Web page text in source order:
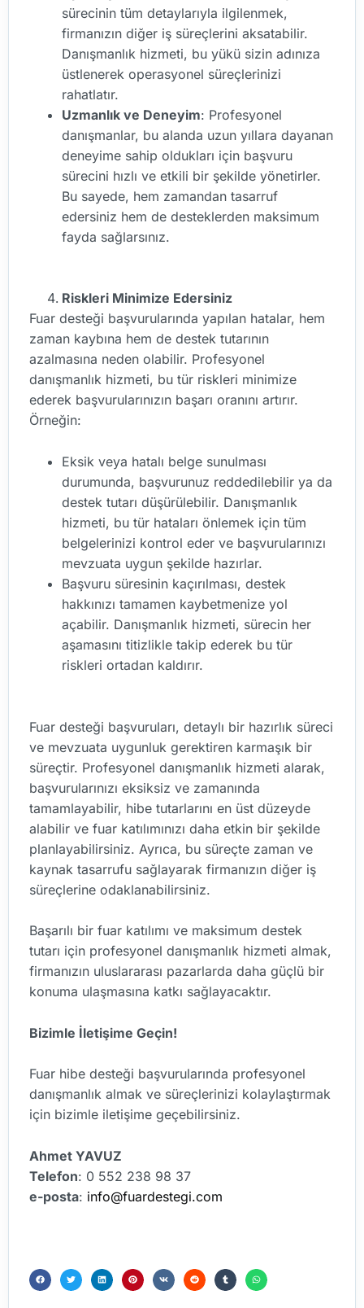
sürecinin tüm detaylarıyla ilgilenmek,
firmanızın diğer iş süreçlerini aksatabilir.
Danışmanlık hizmeti, bu yükü sizin adınıza
üstlenerek operasyonel süreçlerinizi
rahatlatır.
Uzmanlık ve Deneyim: Profesyonel
danışmanlar, bu alanda uzun yıllara dayanan
deneyime sahip oldukları için başvuru
sürecini hızlı ve etkili bir şekilde yönetirler.
Bu sayede, hem zamandan tasarruf
edersiniz hem de desteklerden maksimum
fayda sağlarsınız.
Riskleri Minimize Edersiniz
Fuar desteği başvurularında yapılan hatalar, hem
zaman kaybına hem de destek tutarının
azalmasına neden olabilir. Profesyonel
danışmanlık hizmeti, bu tür riskleri minimize
ederek başvurularınızın başarı oranını artırır.
Örneğin:
Eksik veya hatalı belge sunulması
durumunda, başvurunuz reddedilebilir ya da
destek tutarı düşürülebilir. Danışmanlık
hizmeti, bu tür hataları önlemek için tüm
belgelerinizi kontrol eder ve başvurularınızı
mevzuata uygun şekilde hazırlar.
Başvuru süresinin kaçırılması, destek
hakkınızı tamamen kaybetmenize yol
açabilir. Danışmanlık hizmeti, sürecin her
aşamasını titizlikle takip ederek bu tür
riskleri ortadan kaldırır.
Fuar desteği başvuruları, detaylı bir hazırlık süreci
ve mevzuata uygunluk gerektiren karmaşık bir
süreçtir. Profesyonel danışmanlık hizmeti alarak,
başvurularınızı eksiksiz ve zamanında
tamamlayabilir, hibe tutarlarını en üst düzeyde
alabilir ve fuar katılımınızı daha etkin bir şekilde
planlayabilirsiniz. Ayrıca, bu süreçte zaman ve
kaynak tasarrufu sağlayarak firmanızın diğer iş
süreçlerine odaklanabilirsiniz.
Başarılı bir fuar katılımı ve maksimum destek
tutarı için profesyonel danışmanlık hizmeti almak,
firmanızın uluslararası pazarlarda daha güçlü bir
konuma ulaşmasına katkı sağlayacaktır.
Bizimle İletişime Geçin!
Fuar hibe desteği başvurularında profesyonel
danışmanlık almak ve süreçlerinizi kolaylaştırmak
için bizimle iletişime geçebilirsiniz.
Ahmet YAVUZ
Telefon: 0 552 238 98 37
e-posta: info@fuardestegi.com